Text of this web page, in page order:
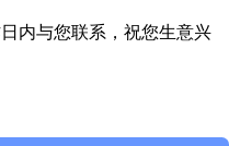
内与您联系，祝您生意兴